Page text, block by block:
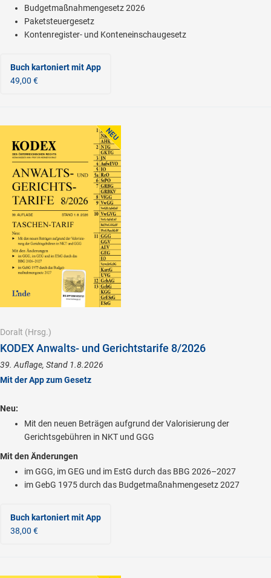
Budgetmaßnahmengesetz 2026
Paketsteuergesetz
Kontenregister- und Konteneinschaugesetz
Buch kartoniertmit App
49,00 €
Doralt (Hrsg.)
KODEX Anwalts- und Gerichtstarife 8/2026
39. Auflage, Stand 1.8.2026
Mit der App zum Gesetz
Neu:
Mit den neuen Beträgen aufgrund der Valorisierung der
Gerichtsgebühren in NKT und GGG
Mit den Änderungen
im GGG, im GEG und im EstG durch das BBG 2026–2027
im GebG 1975 durch das Budgetmaßnahmengesetz 2027
Buch kartoniertmit App
38,00 €